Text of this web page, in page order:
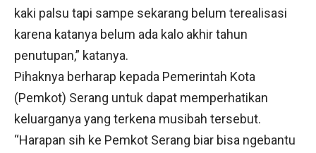
kaki palsu tapi sampe sekarang belum terealisasi
karena katanya belum ada kalo akhir tahun
penutupan,” katanya.
Pihaknya berharap kepada Pemerintah Kota
(Pemkot) Serang untuk dapat memperhatikan
keluarganya yang terkena musibah tersebut.
“Harapan sih ke Pemkot Serang biar bisa ngebantu